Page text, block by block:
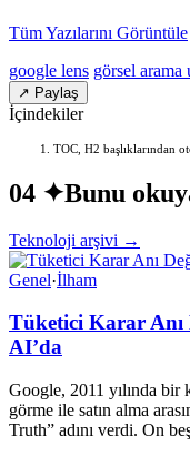
Tüm Yazılarını Görüntüle
google lens görsel arama
↗ Paylaş
İçindekiler
TOC, H2 başlıklarından
04 ✦Bunu
Teknoloji arşivi →
Genel·İlham
Tüketici Karar Anı
AI’da
Google, 2011 yılında bir
görme ile satın alma
Truth” adını verdi. On